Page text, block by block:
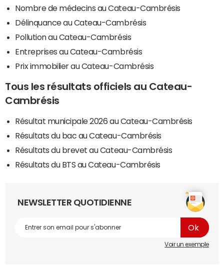
Nombre de médecins au Cateau-Cambrésis
Délinquance au Cateau-Cambrésis
Pollution au Cateau-Cambrésis
Entreprises au Cateau-Cambrésis
Prix immobilier au Cateau-Cambrésis
Tous les résultats officiels au Cateau-
Cambrésis
Résultat municipale 2026 au Cateau-Cambrésis
Résultats du bac au Cateau-Cambrésis
Résultats du brevet au Cateau-Cambrésis
Résultats du BTS au Cateau-Cambrésis
NEWSLETTER QUOTIDIENNE
Voir un exemple